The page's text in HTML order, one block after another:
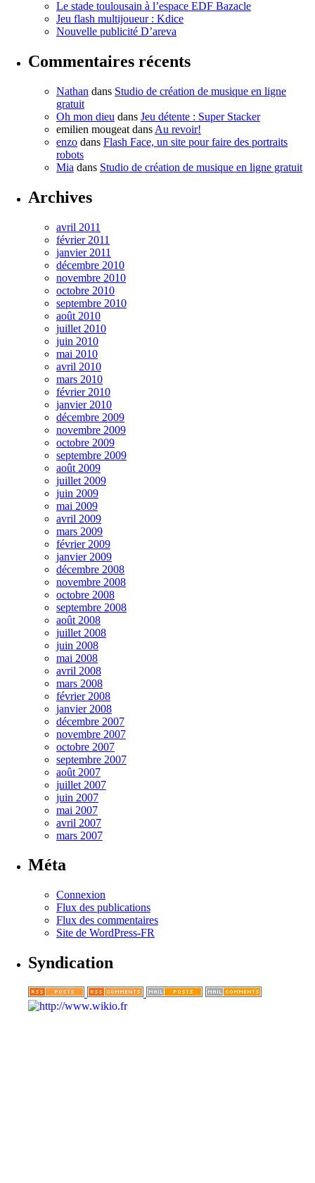
Le stade toulousain à l’espace EDF Bazacle
Jeu flash multijoueur : Kdice
Nouvelle publicité D’areva
Commentaires récents
Nathan dans Studio de création de musique en ligne
gratuit
Oh mon dieu dans Jeu détente : Super Stacker
emilien mougeat dans Au revoir!
enzo dans Flash Face, un site pour faire des portraits
robots
Mia dans Studio de création de musique en ligne gratuit
Archives
avril 2011
février 2011
janvier 2011
décembre 2010
novembre 2010
octobre 2010
septembre 2010
août 2010
juillet 2010
juin 2010
mai 2010
avril 2010
mars 2010
février 2010
janvier 2010
décembre 2009
novembre 2009
octobre 2009
septembre 2009
août 2009
juillet 2009
juin 2009
mai 2009
avril 2009
mars 2009
février 2009
janvier 2009
décembre 2008
novembre 2008
octobre 2008
septembre 2008
août 2008
juillet 2008
juin 2008
mai 2008
avril 2008
mars 2008
février 2008
janvier 2008
décembre 2007
novembre 2007
octobre 2007
septembre 2007
août 2007
juillet 2007
juin 2007
mai 2007
avril 2007
mars 2007
Méta
Connexion
Flux des publications
Flux des commentaires
Site de WordPress-FR
Syndication